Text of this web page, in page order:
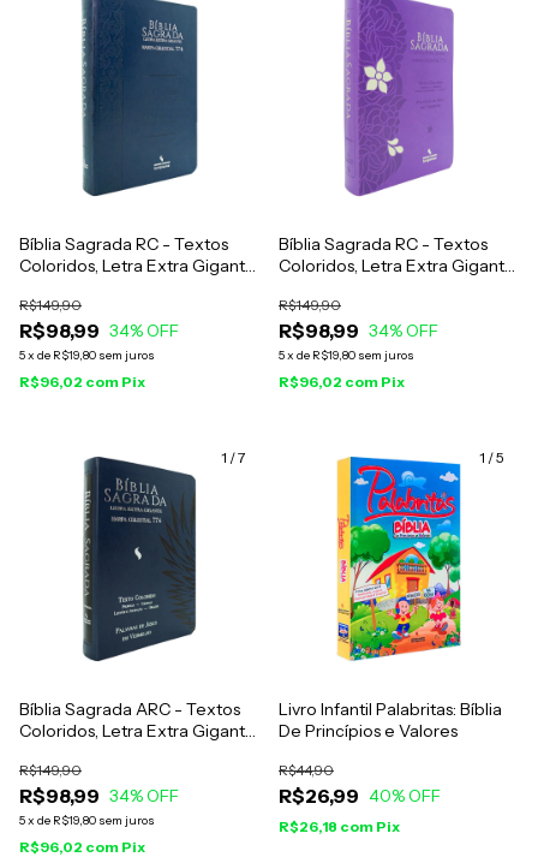
Bíblia Sagrada RC - Textos
Coloridos, Letra Extra Gigante
R$98,99
R$149,90
34% OFF
5x de R$19,80 sem juros
R$96,02 com Pix
Bíblia Sagrada RC - Textos
Coloridos, Letra Extra Gigante
R$98,99
R$149,90
34% OFF
5x de R$19,80 sem juros
R$96,02 com Pix
1 /7
Bíblia Sagrada ARC - Textos
Coloridos, Letra Extra Gigante
R$98,99
R$149,90
34% OFF
5x de R$19,80 sem juros
R$96,02 com Pix
1 /5
Livro Infantil Palabritas: Bíblia
De Princípios e Valores
R$26,99
R$44,90
40% OFF
R$26,18 com Pix